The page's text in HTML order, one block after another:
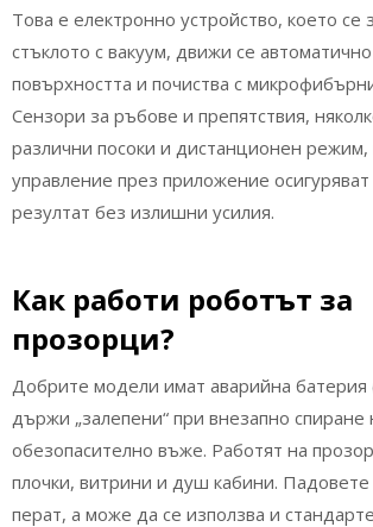
Това е електронно устройство, което се
стъклото с вакуум, движи се
повърхността и почиства с
Сензори за ръбове и препятствия,
различни посоки и дистанционен режим,
управление през приложение
резултат без излишни усилия.
Как работи роботът за
прозорци?
Добрите модели имат аварийна батерия
държи „залепени“ при внезапно спиране
обезопасително въже. Работят на
плочки, витрини и душ кабини. Падовете
перат, а може да се използва и